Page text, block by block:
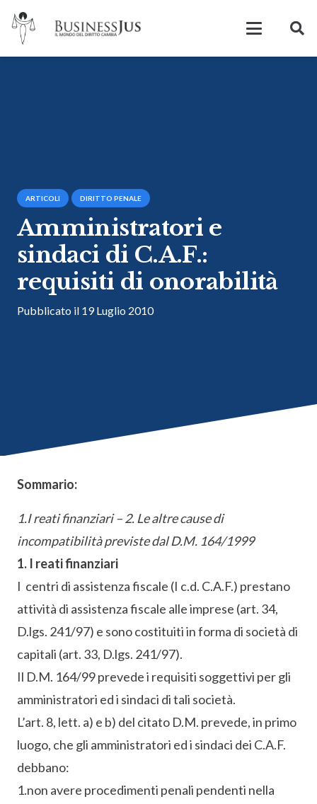
ARTICOLI DIRITTO PENALE
Amministratori e
sindaci di C.A.F.:
requisiti di onorabilità
Pubblicato il 19 Luglio 2010
Sommario:
1.I reati finanziari – 2. Le altre cause di
incompatibilità previste dal D.M. 164/1999
1. I reati finanziari
I centri di assistenza fiscale (I c.d. C.A.F.) prestano
attività di assistenza fiscale alle imprese (art. 34,
D.lgs. 241/97) e sono costituiti in forma di società di
capitali (art. 33, D.lgs. 241/97).
Il D.M. 164/99 prevede i requisiti soggettivi per gli
amministratori ed i sindaci di tali società.
L’art. 8, lett. a) e b) del citato D.M. prevede, in primo
luogo, che gli amministratori ed i sindaci dei C.A.F.
debbano:
1.non avere procedimenti penali pendenti nella